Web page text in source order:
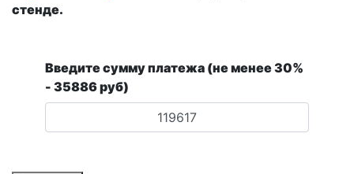
стенде.
Введите сумму платежа (не менее 30%
- 35886 руб)